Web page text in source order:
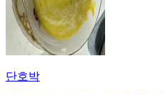
단호박